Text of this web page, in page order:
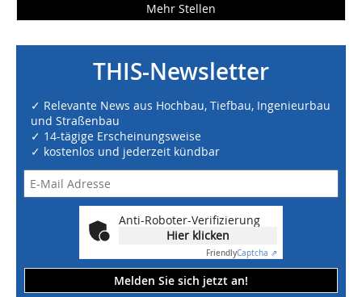
Mehr Stellen
THIS-Newsletter
✓ Relevante News aus Hochbau, Tiefbau, Ingenieurbau
und Straßenbau
✓ 14-tägige Erscheinungsweise
✓ kostenlos und jederzeit kündbar
Anti-Roboter-Verifizierung
Hier klicken
FriendlyCaptcha ⇗
Melden Sie sich jetzt an!